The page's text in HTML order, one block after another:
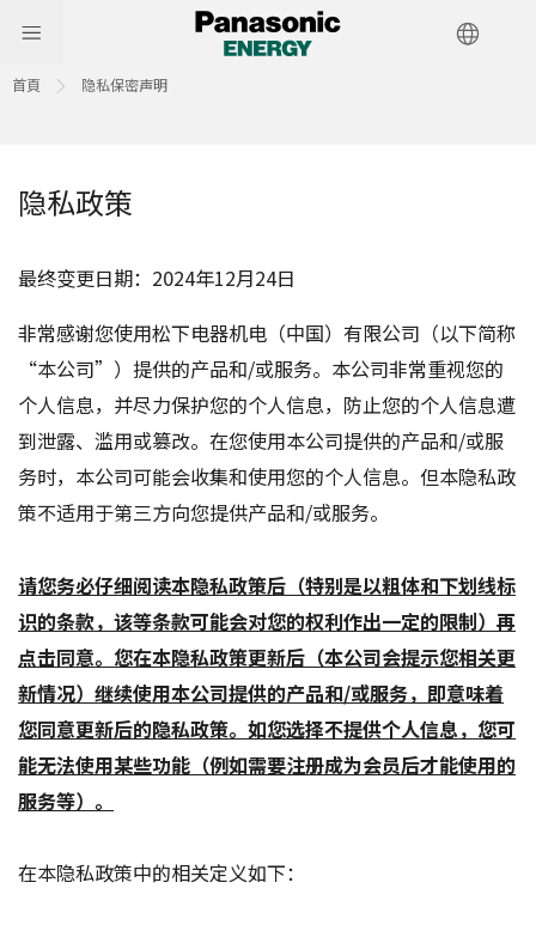
首頁 隐私保密声明
隐私政策
最终变更日期：2024年12月24日
非常感谢您使用松下电器机电（中国）有限公司（以下简称
“本公司”）提供的产品和/或服务。本公司非常重视您的
个人信息，并尽力保护您的个人信息，防止您的个人信息遭
到泄露、滥用或篡改。在您使用本公司提供的产品和/或服
务时，本公司可能会收集和使用您的个人信息。但本隐私政
策不适用于第三方向您提供产品和/或服务。
请您务必仔细阅读本隐私政策后（特别是以粗体和下划线标
识的条款，该等条款可能会对您的权利作出一定的限制）再
点击同意。您在本隐私政策更新后（本公司会提示您相关更
新情况）继续使用本公司提供的产品和/或服务，即意味着
您同意更新后的隐私政策。如您选择不提供个人信息，您可
能无法使用某些功能（例如需要注册成为会员后才能使用的
服务等）。
在本隐私政策中的相关定义如下：